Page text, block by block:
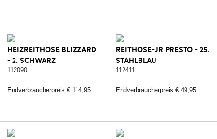
HEIZREITHOSE BLIZZARD
- 2. SCHWARZ
112090
Endverbraucherpreis € 114,95
REITHOSE-JR PRESTO - 25.
STAHLBLAU
112411
Endverbraucherpreis € 49,95